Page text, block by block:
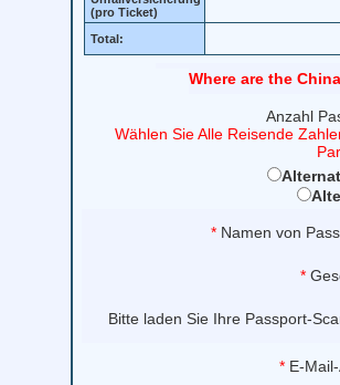
(pro Ticket)
Total:
Where are the
Anzahl
Wählen Sie Alle Reisende
* Namen von
*
Bitte laden Sie Ihre Passport-
* E-